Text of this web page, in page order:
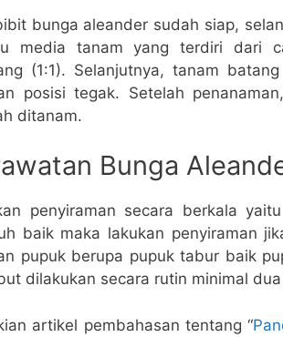
bunga aleander sudah siap,
media tanam yang terdiri dari
(1:1). Selanjutnya, tanam
posisi tegak. Setelah
ditanam.
Bunga
penyiraman secara berkala
baik maka lakukan penyiraman
pupuk berupa pupuk tabur baik
dilakukan secara rutin minimal
artikel pembahasan tentang “